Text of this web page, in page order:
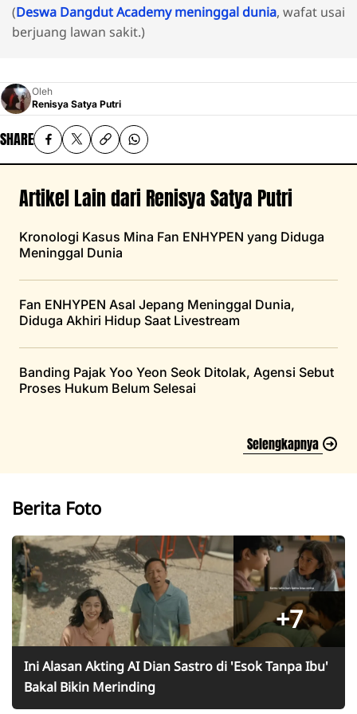
(Deswa Dangdut Academy meninggal dunia, wafat usai
berjuang lawan sakit.)
Oleh
Renisya Satya Putri
SHARE
Artikel Lain dari Renisya Satya Putri
Kronologi Kasus Mina Fan ENHYPEN yang Diduga
Meninggal Dunia
Fan ENHYPEN Asal Jepang Meninggal Dunia,
Diduga Akhiri Hidup Saat Livestream
Banding Pajak Yoo Yeon Seok Ditolak, Agensi Sebut
Proses Hukum Belum Selesai
Selengkapnya
Berita Foto
+7
Ini Alasan Akting AI Dian Sastro di 'Esok Tanpa Ibu'
Bakal Bikin Merinding